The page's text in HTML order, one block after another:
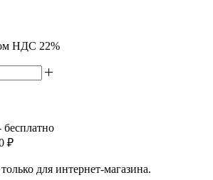
НДС 22%
₽
для интернет-магазина.